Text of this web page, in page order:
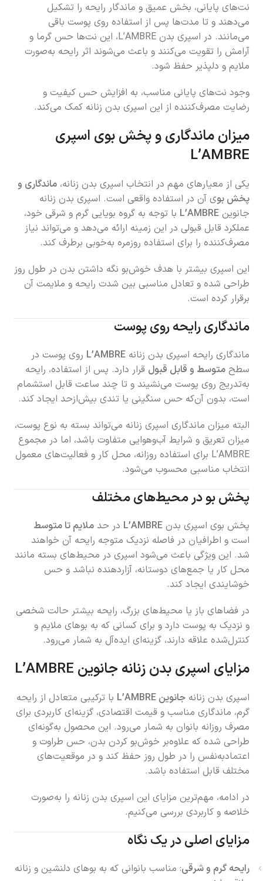
نت‌های پایانی، بخش عمیق و ماندگار رایحه را تشکیل
می‌دهند و تا مدت‌ها پس از استفاده روی پوست باقی
می‌مانند. در اسپری بدن L’AMBRE، این نت‌ها حس گرما و
آرامش را تقویت می‌کنند و باعث می‌شوند اثر رایحه به‌صورت
ملایم و دلپذیر حفظ شود.
وجود نت‌های پایانی مناسب، به افزایش حس کیفیت و
رضایت مصرف‌کننده از این اسپری بدن زنانه کمک می‌کند.
میزان ماندگاری و پخش بوی اسپری
L’AMBRE
یکی از معیارهای مهم در انتخاب اسپری بدن زنانه،ماندگاری و
پخش بوی آن در استفاده واقعی است. اسپری بدن زنانه
جانوینL’AMBRE با توجه به گروه بویایی گرم و شرقی خود،
عملکرد قابل قبولی در این زمینه ارائه می‌دهد و می‌تواند نیاز
مصرف‌کننده را برای استفاده روزمره به‌خوبی برطرف کند.
این اسپری بیشتر با هدف خوش‌بو نگه داشتن بدن در طول روز
طراحی شده و تعادل مناسبی بین شدت رایحه و ملایمت آن
برقرار کرده است.
ماندگاری رایحه روی پوست
ماندگاری رایحه اسپری بدن زنانهL’AMBRE روی پوست در
سطحمتوسط و قابل قبول قرار دارد. پس از استفاده، رایحه
به‌تدریج روی پوست می‌نشیند و تا چند ساعت قابل استشمام
است، بدون آن‌که حس سنگینی یا تندی بیش‌ازحد ایجاد کند.
البته میزان ماندگاری اسپری زنانه می‌تواند بسته به نوع پوست،
میزان تعریق و شرایط آب‌وهوایی متفاوت باشد، اما در مجموع
L’AMBRE برای استفاده روزانه، محل کار و فعالیت‌های معمول
انتخاب مناسبی محسوب می‌شود.
پخش بو در محیط‌های مختلف
پخش بوی اسپری بدنL’AMBRE در حدملایم تا متوسط
است و اطرافیان در فاصله نزدیک متوجه رایحه آن خواهند
شد. این ویژگی باعث می‌شود اسپری در محیط‌های بسته مانند
محل کار یا جمع‌های دوستانه، آزاردهنده نباشد و حس
خوشایندی ایجاد کند.
در فضاهای باز یا محیط‌های بزرگ، رایحه بیشتر حالت شخصی
و نزدیک به پوست دارد و برای کسانی که به بوهای ملایم و
کنترل‌شده علاقه دارند، گزینه‌ای ایده‌آل به شمار می‌رود.
مزایای اسپری بدن زنانه جانوین L’AMBRE
اسپری بدن زنانهجانوین L’AMBRE
با ترکیبی متعادل از رایحه
گرم، ماندگاری مناسب و قیمت اقتصادی، گزینه‌ای کاربردی برای
مصرف روزانه بانوان به شمار می‌رود. این محصول به‌گونه‌ای
طراحی شده که علاوه‌بر خوش‌بو کردن بدن، حس طراوت و
اعتمادبه‌نفس را در طول روز حفظ کند و در موقعیت‌های
مختلف قابل استفاده باشد.
در ادامه، مهم‌ترین مزایای این اسپری بدن زنانه را به‌صورت
خلاصه و کاربردی بررسی می‌کنیم.
مزایای اصلی در یک نگاه
رایحه گرم و شرقی: مناسب بانوانی که به بوهای دلنشین و زنانه